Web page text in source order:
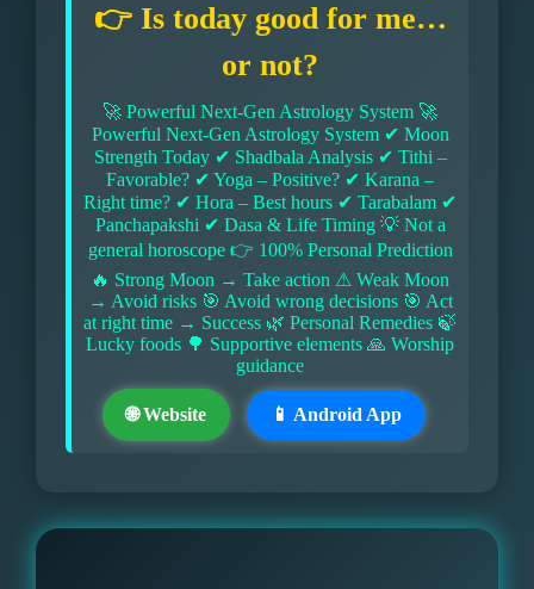
👉 Is today good for me…
or not?
🚀 Powerful Next-Gen Astrology System 🚀
Powerful Next-Gen Astrology System ✔ Moon
Strength Today ✔ Shadbala Analysis ✔ Tithi –
Favorable? ✔ Yoga – Positive? ✔ Karana –
Right time? ✔ Hora – Best hours ✔ Tarabalam ✔
Panchapakshi ✔ Dasa & Life Timing 💡 Not a
general horoscope 👉 100% Personal Prediction
🔥 Strong Moon → Take action ⚠ Weak Moon
→ Avoid risks 🎯 Avoid wrong decisions 🎯 Act
at right time → Success 🌿 Personal Remedies 🍃
Lucky foods 🌳 Supportive elements 🙏 Worship
guidance
🌐 Website 📱 Android App